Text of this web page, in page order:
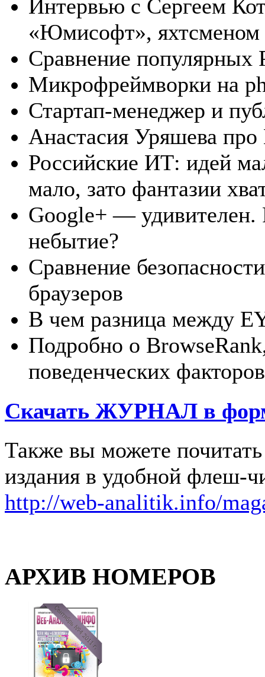
Интервью с Сергеем
«Юмисофт», яхтсменом
Сравнение популярных
Микрофреймворки на
Стартап-менеджер и
Анастасия Уряшева
Российские ИТ: идей
мало, зато фантазии
Google+ — удивителен.
небытие?
Сравнение
браузеров
В чем разница между
Подробно о
поведенческих факторов
Скачать ЖУРНАЛ в
Также вы можете
издания в удобной флеш-
http://web-analitik.info/
АРХИВ НОМЕРОВ